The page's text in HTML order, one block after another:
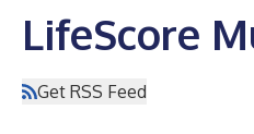
LifeScore
Get RSS Feed